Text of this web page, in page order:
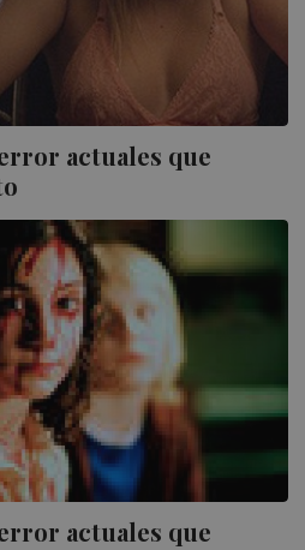
actuales que
actuales que